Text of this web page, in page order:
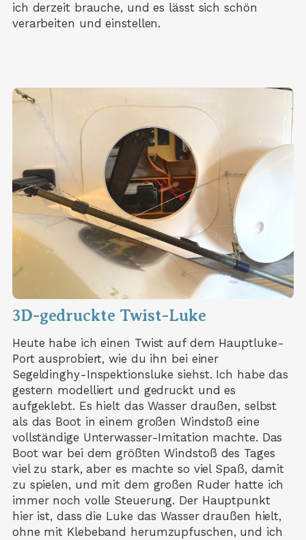
ich derzeit brauche, und es lässt sich schön
verarbeiten und einstellen.
3D-gedruckte Twist-Luke
Heute habe ich einen Twist auf dem Hauptluke-
Port ausprobiert, wie du ihn bei einer
Segeldinghy-Inspektionsluke siehst. Ich habe das
gestern modelliert und gedruckt und es
aufgeklebt. Es hielt das Wasser draußen, selbst
als das Boot in einem großen Windstoß eine
vollständige Unterwasser-Imitation machte. Das
Boot war bei dem größten Windstoß des Tages
viel zu stark, aber es machte so viel Spaß, damit
zu spielen, und mit dem großen Ruder hatte ich
immer noch volle Steuerung. Der Hauptpunkt
hier ist, dass die Luke das Wasser draußen hielt,
ohne mit Klebeband herumzupfuschen, und ich